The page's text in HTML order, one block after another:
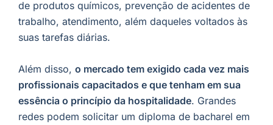
de produtos químicos, prevenção de acidentes de
trabalho, atendimento, além daqueles voltados às
suas tarefas diárias.
Além disso, o mercado tem exigido cada vez mais
profissionais capacitados e que tenham em sua
essência o princípio da hospitalidade. Grandes
redes podem solicitar um diploma de bacharel em